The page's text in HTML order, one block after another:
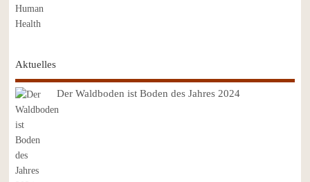
Aktuelles
Der Waldboden ist Boden des Jahres 2024